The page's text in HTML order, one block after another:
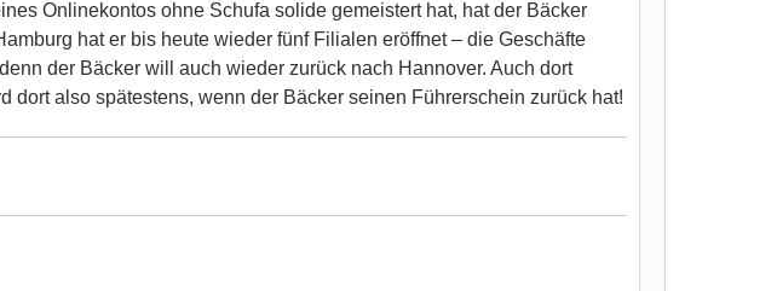
Onlinekontos ohne Schufa solide gemeistert hat, hat der Bäcker
hat er bis heute wieder fünf Filialen eröffnet – die Geschäfte
der Bäcker will auch wieder zurück nach Hannover. Auch dort
dort also spätestens, wenn der Bäcker seinen Führerschein zurück hat!